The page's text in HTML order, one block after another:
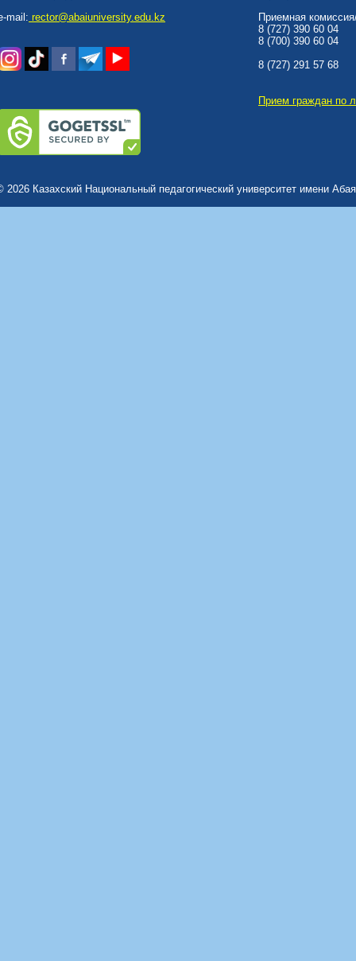
mail: rector@abaiuniversity.edu.kz
Приемная
8 (727) 390 60 04
8 (700) 390 60 04
8 (727) 291 57 68
Прием граждан по
2026 Казахский Национальный педагогический университет имени Абая